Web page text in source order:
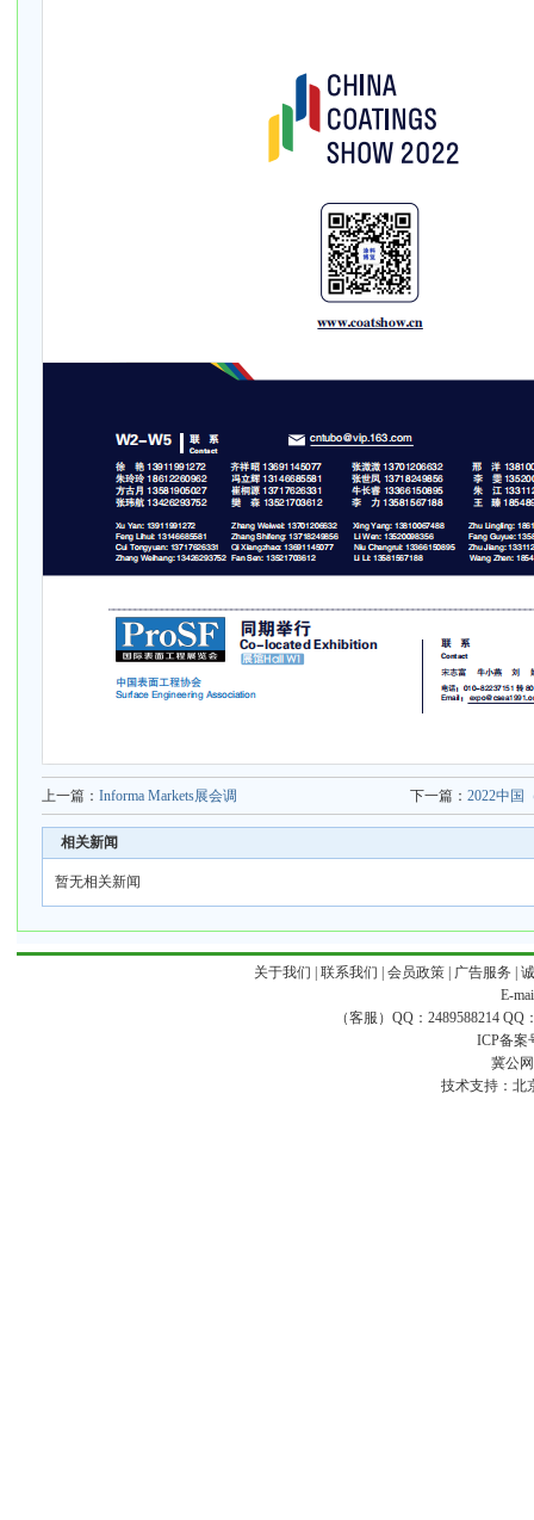
上一篇： Informa Markets展会调 下一篇： 2022中国
相关新闻
暂无相关新闻
关于我们 联系我们 会员政策| 广告服务
E-
（客服）QQ：2489588214 QQ
ICP备案
冀公
技术支持： 北